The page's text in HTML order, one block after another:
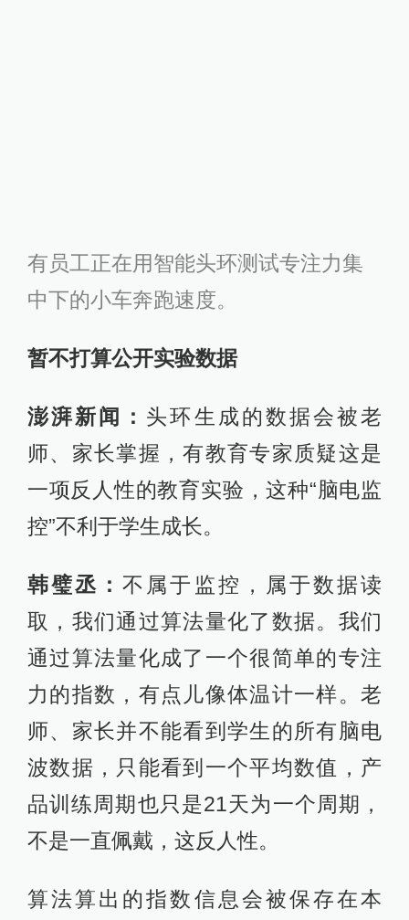
韩璧丞：不属于监控，属于数据读
取，我们通过算法量化了数据。我们
通过算法量化成了一个很简单的专注
师、家长并不能看到学生的所有脑电
波数据，只能看到一个平均数值，产
品训练周期也只是21天为一个周期，
不是一直佩戴，这反人性。
算法算出的指数信息会被保存在本
地，这个原始数据我们不会读取，只
会保存在比如说学校自己用的电脑
里。不会上传数据，没有往公司传回
数据的步骤，人体原始数据是拿不到
的，只能拿到个人生成的报告。
提升专注力的方法有很多。比如，通
消除紧张，也能让孩子专注力提升。